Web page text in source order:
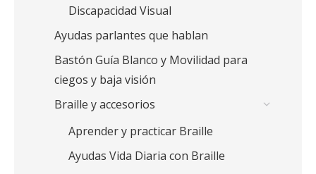
Discapacidad Visual
Ayudas parlantes que hablan
Bastón Guía Blanco y Movilidad para
ciegos y baja visión
Braille y accesorios
Aprender y practicar Braille
Ayudas Vida Diaria con Braille